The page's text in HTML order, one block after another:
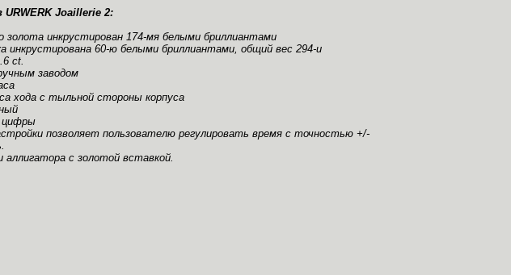
Joaillerie 2:
золота инкрустирован 174-мя белыми бриллиантами
инкрустирована 60-ю белыми бриллиантами, общий вес 294-и
ct.
заводом
хода с тыльной стороны корпуса
цифры
позволяет пользователю регулировать время с точностью +/-
аллигатора с золотой вставкой.